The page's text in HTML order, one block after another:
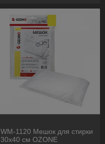
WM-1120 Мешок для стирки
30х40 см OZONE